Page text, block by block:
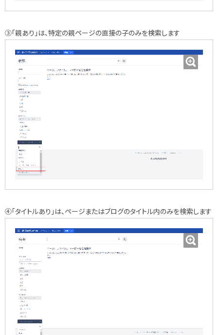
③「親あり」は、特定の親ページの直接の子のみを検索します
④「タイトルあり」は、ページまたはブログのタイトル内のみを検索します